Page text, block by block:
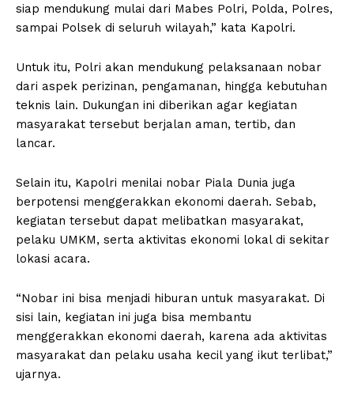
siap mendukung mulai dari Mabes Polri, Polda, Polres,
sampai Polsek di seluruh wilayah,” kata Kapolri.
Untuk itu, Polri akan mendukung pelaksanaan nobar
dari aspek perizinan, pengamanan, hingga kebutuhan
teknis lain. Dukungan ini diberikan agar kegiatan
masyarakat tersebut berjalan aman, tertib, dan
lancar.
Selain itu, Kapolri menilai nobar Piala Dunia juga
berpotensi menggerakkan ekonomi daerah. Sebab,
kegiatan tersebut dapat melibatkan masyarakat,
pelaku UMKM, serta aktivitas ekonomi lokal di sekitar
lokasi acara.
“Nobar ini bisa menjadi hiburan untuk masyarakat. Di
sisi lain, kegiatan ini juga bisa membantu
menggerakkan ekonomi daerah, karena ada aktivitas
masyarakat dan pelaku usaha kecil yang ikut terlibat,”
ujarnya.